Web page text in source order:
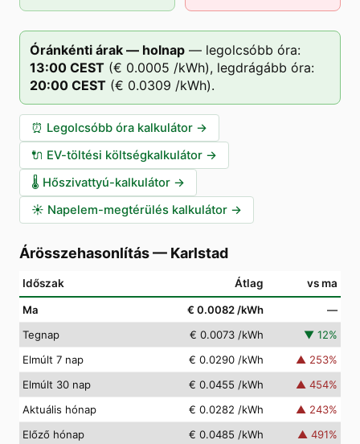
Óránkénti árak — holnap — legolcsóbb óra:
13:00 CEST (€ 0.0005 /kWh), legdrágább óra:
20:00 CEST (€ 0.0309 /kWh).
⏰ Legolcsóbb óra kalkulátor →
🔌 EV-töltési költségkalkulátor →
🌡️ Hőszivattyú-kalkulátor →
☀️ Napelem-megtérülés kalkulátor →
Árösszehasonlítás— Karlstad
Időszak Átlag vs ma
Ma € 0.0082 /kWh
—
Tegnap
€ 0.0073 /kWh ▼ 12%
Elmúlt 7 nap
€ 0.0290 /kWh ▲ 253%
Elmúlt 30 nap
€ 0.0455 /kWh ▲ 454%
Aktuális hónap
€ 0.0282 /kWh ▲ 243%
Előző hónap
€ 0.0485 /kWh ▲ 491%